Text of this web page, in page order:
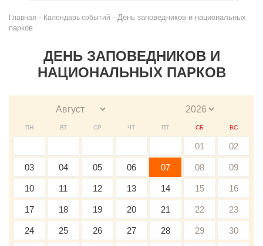
Главная - Календарь событий - День заповедников и национальных
парков
ДЕНЬ ЗАПОВЕДНИКОВ И
НАЦИОНАЛЬНЫХ ПАРКОВ
ПН ВТ СР ЧТ ПТ СБ ВС
01 02
03 04 05 06 07 08 09
10 11 12 13 14 15 16
17 18 19 20 21 22 23
24 25 26 27 28 29 30